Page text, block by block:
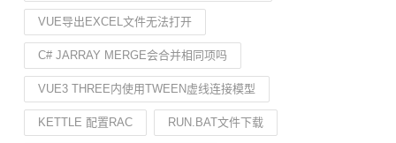
VUE导出EXCEL文件无法打开
C# JARRAY MERGE会合并相同项吗
VUE3 THREE内使用TWEEN虚线连接模型
KETTLE 配置RAC RUN.BAT文件下载